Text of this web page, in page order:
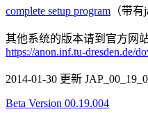
complete setup program （带有
其他系统的版本请到官方网站
https://anon.inf.tu-dresden.de/
2014-01-30 更新
Beta Version 00.19.004